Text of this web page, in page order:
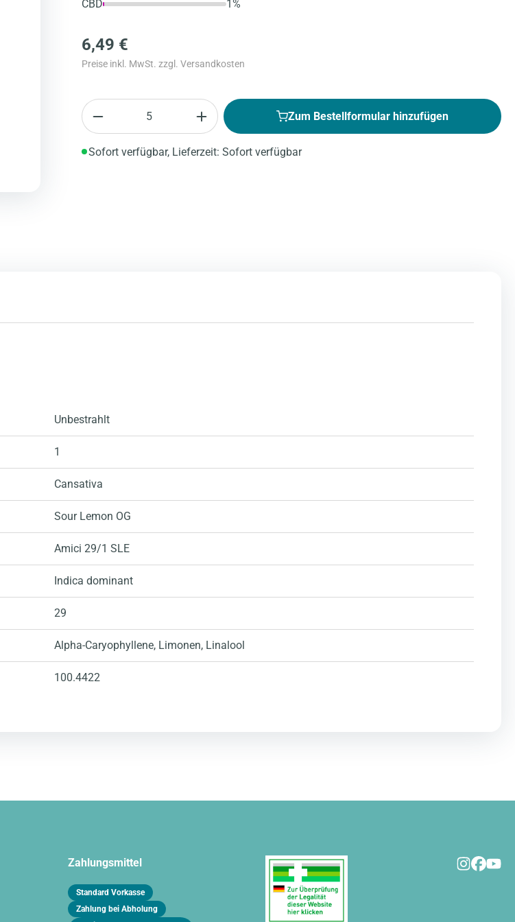
CBD
1%
6,49 €
Preise inkl. MwSt. zzgl. Versandkosten
Anzahl
Zum Bestellformular hinzufügen
Sofort verfügbar, Lieferzeit: Sofort verfügbar
Unbestrahlt
1
Cansativa
Sour Lemon OG
Amici 29/1 SLE
Indica dominant
29
Alpha-Caryophyllene, Limonen, Linalool
100.4422
Zahlungsmittel
Standard Vorkasse
Zahlung bei Abholung